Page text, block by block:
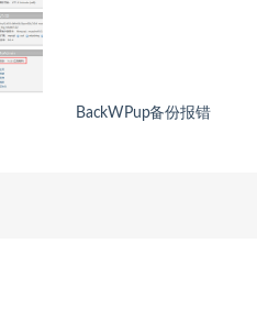
BackWPup备份报错